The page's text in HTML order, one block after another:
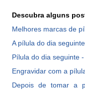
Descubra alguns
Melhores marcas de
A pílula do dia
Pílula do dia seguinte
Engravidar com a
Depois de tomar a